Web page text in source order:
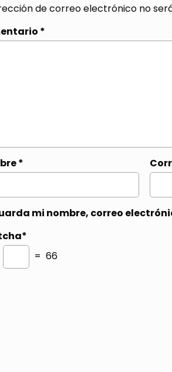
de correo electrónico no
*
*
mi nombre, correo
= 66